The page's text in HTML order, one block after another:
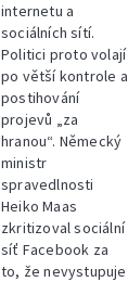
internetu a
sociálních sítí.
Politici proto volají
po větší kontrole a
postihování
projevů „za
hranou“. Německý
ministr
spravedlnosti
Heiko Maas
zkritizoval sociální
síť Facebook za
to, že nevystupuje